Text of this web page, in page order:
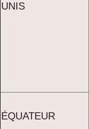
UNIS
ÉQUATEUR